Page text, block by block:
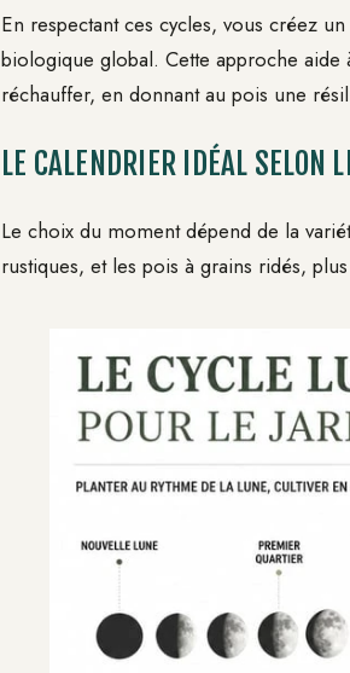
En respectant ces cycles, vous créez
biologique global. Cette approche
réchauffer, en donnant au pois une
LE CALENDRIER IDÉAL SELON
Le choix du moment dépend de la
rustiques, et les pois à grains ridés,